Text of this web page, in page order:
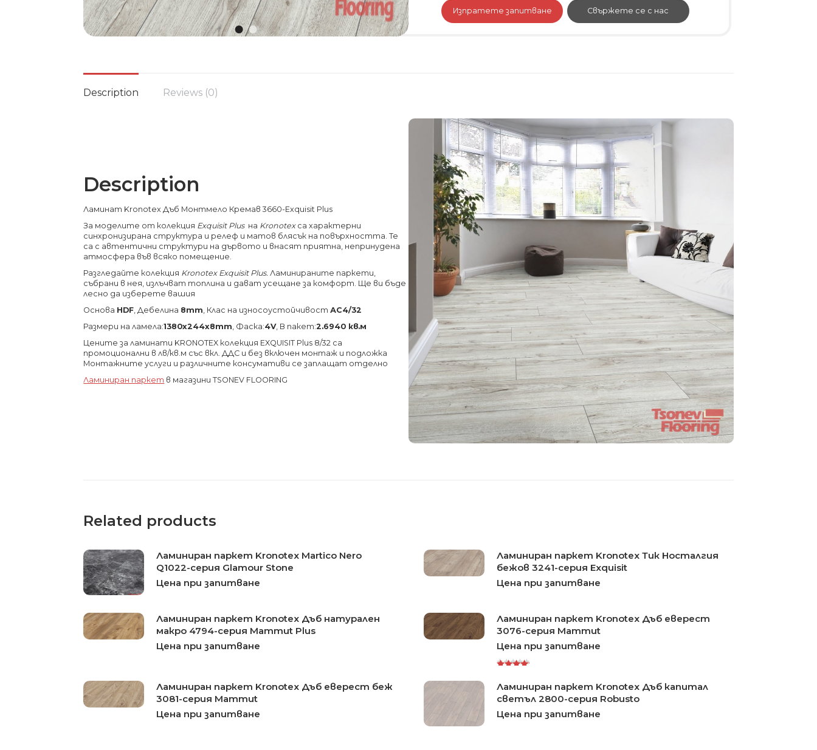
Изпратете запитване Свържете се с нас
Description Reviews (0)
Description
Ламинат Kronotex Дъб Монтмело Кремав 3660-Exquisit Plus
За моделите от колекция Exquisit Plusна Kronotexса характерни
синхронизирана структура и релеф и матов блясък на повърхността. Те
са с автентични структури на дървото и внасят приятна, непринудена
атмосфера във всяко помещение.
Разгледайте колекция Kronotex Exquisit Plus. Ламинираните паркети,
събрани в нея, излъчват топлина и дават усещане за комфорт. Ще ви бъде
лесно да изберете вашия
Основа HDF, Дебелина 8mm, Клас на износоустойчивостАС4/32
Размери на ламела:1380х244х8mm, Фаска:4V, В пакет:2.6940 кв.м
Цените за ламинати KRONOTEX колекция EXQUISIT Plus 8/32 са
промоционални в лв/кв.м със вкл. ДДС и без включен монтаж и подложка
Монтажните услуги и различните консумативи се заплащат отделно
Ламиниран паркет в магазини TSONEV FLOORING
Related products
Ламиниран паркет Kronotex Martico Nero
Q1022-серия Glamour Stone
Цена при запитване
Ламиниран паркет Kronotex Тик Носталгия
бежов 3241-серия Exquisit
Цена при запитване
Ламиниран паркет Kronotex Дъб натурален
макро 4794-серия Mammut Plus
Цена при запитване
Ламиниран паркет Kronotex Дъб еверест
3076-серия Mammut
Цена при запитване
5.00out
of 5
Ламиниран паркет Kronotex Дъб еверест беж
3081-серия Mammut
Цена при запитване
Ламиниран паркет Kronotex Дъб капитал
светъл 2800-серия Robusto
Цена при запитване